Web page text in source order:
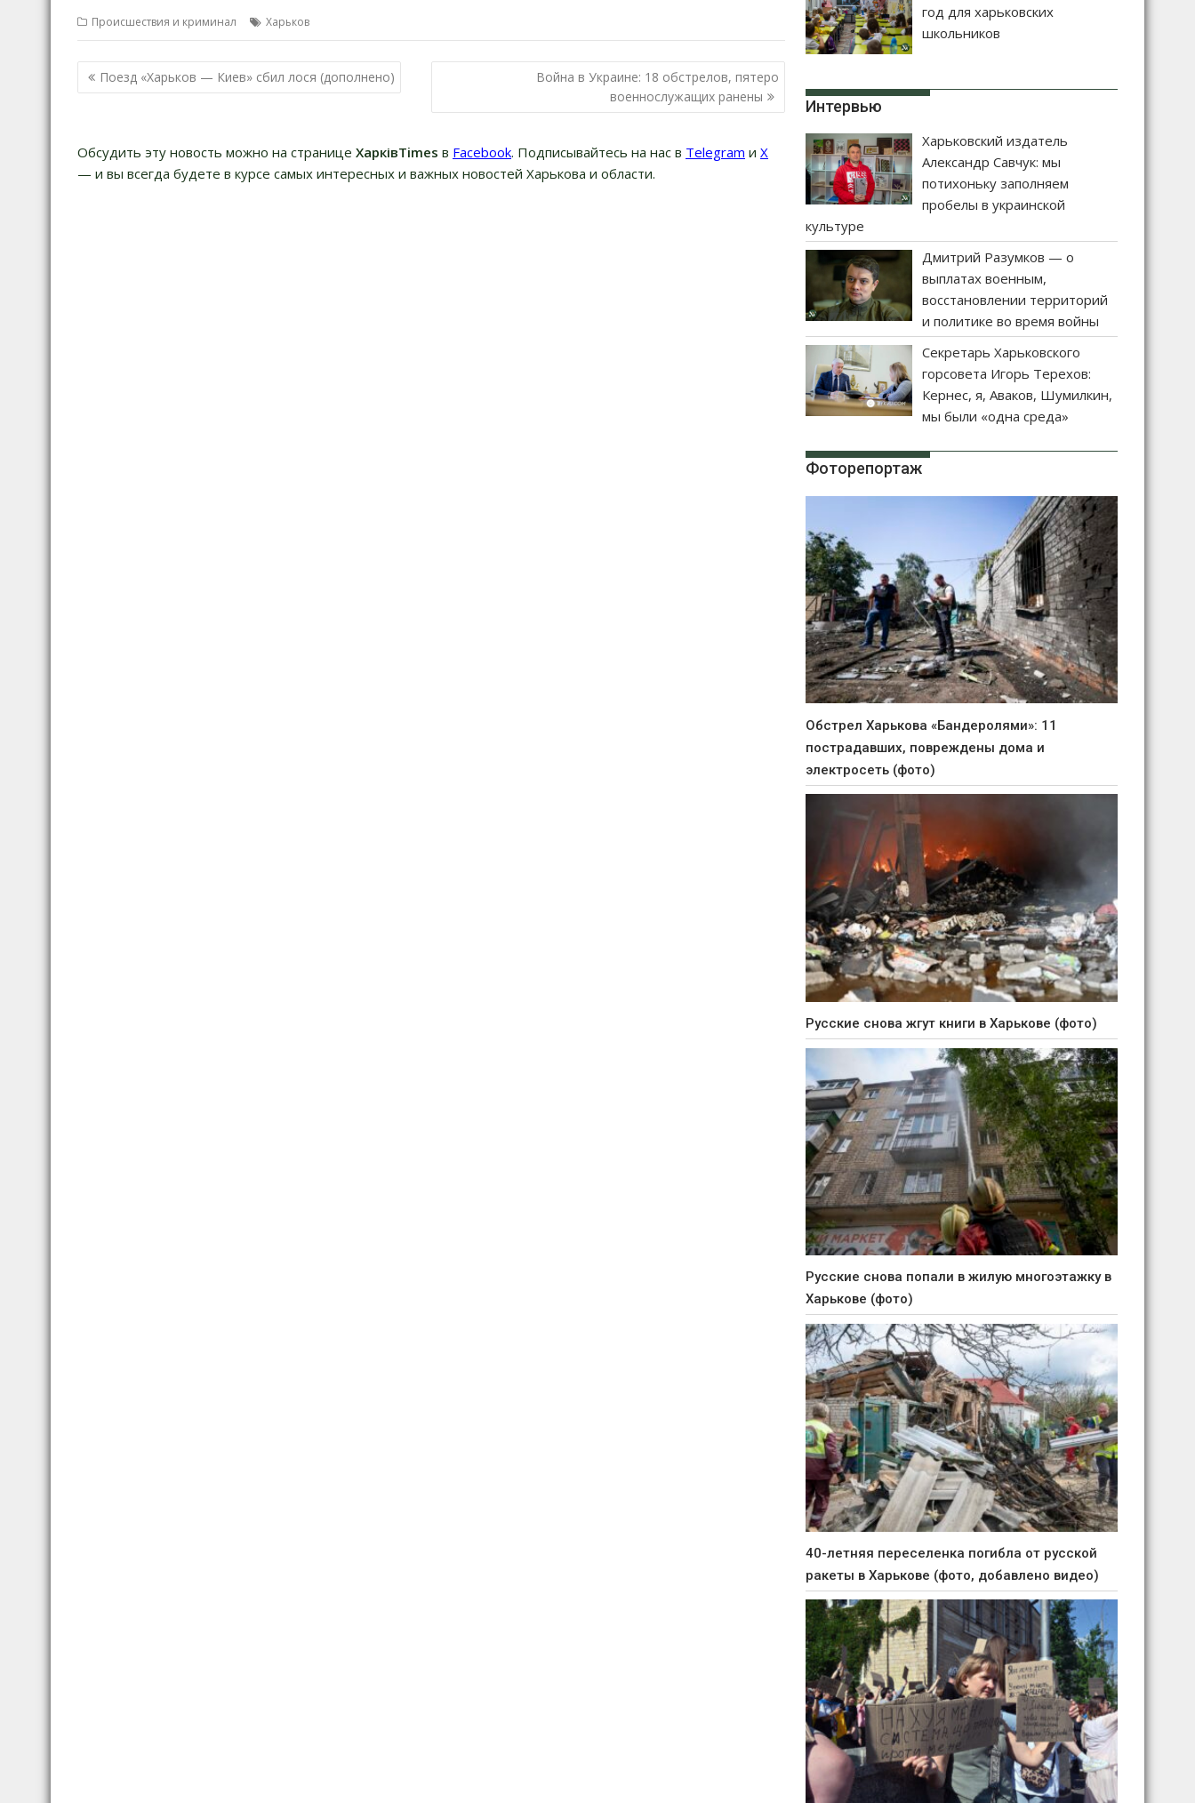
Происшествия и криминал Харьков
Навигация
по
Поезд «Харьков — Киев» сбил лося (дополнено)
Война в Украине: 18 обстрелов, пятеро
военнослужащих ранены
Обсудить эту новость можно на странице ХарківTimes в Facebook. Подписывайтесь на нас в Telegram и Х
— и вы всегда будете в курсе самых интересных и важных новостей Харькова и области.
год для харьковских
школьников
Интервью
Харьковский издатель
Александр Савчук: мы
потихоньку заполняем
пробелы в украинской
культуре
Дмитрий Разумков — о
выплатах военным,
восстановлении территорий
и политике во время войны
Секретарь Харьковского
горсовета Игорь Терехов:
Кернес, я, Аваков, Шумилкин,
мы были «одна среда»
Фоторепортаж
Обстрел Харькова «Бандеролями»: 11
пострадавших, повреждены дома и
электросеть (фото)
Русские снова жгут книги в Харькове (фото)
Русские снова попали в жилую многоэтажку в
Харькове (фото)
40-летняя переселенка погибла от русской
ракеты в Харькове (фото, добавлено видео)